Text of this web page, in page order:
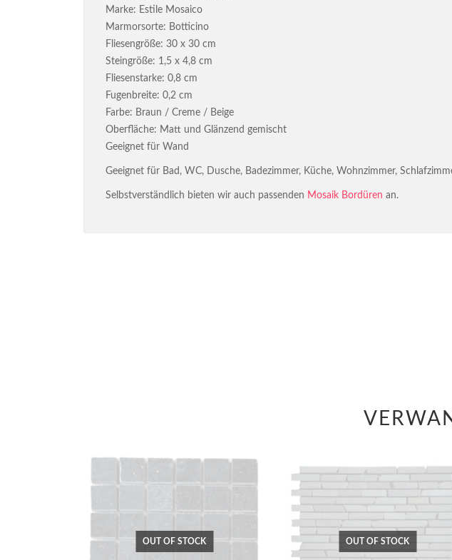
Marke: Estile Mosaico
Marmorsorte: Botticino
Fliesengröße: 30 x 30 cm
Steingröße: 1,5 x 4,8 cm
Fliesenstarke: 0,8 cm
Fugenbreite: 0,2 cm
Farbe: Braun / Creme / Beige
Oberfläche: Matt und Glänzend gemischt
Geeignet für Wand
Geeignet für Bad, WC, Dusche, Badezimmer, Küche, Wohnzimmer,
Selbstverständlich bieten wir auch passenden Mosaik Bordüren an.
OUT OF STOCK OUT OF STOCK